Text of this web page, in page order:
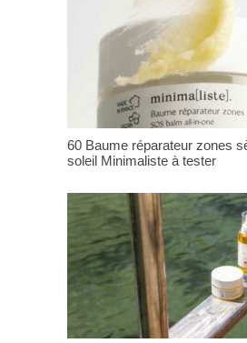
60 Baume réparateur zones
soleil Minimaliste à tester